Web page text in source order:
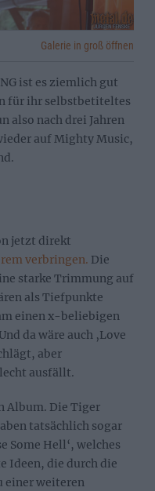
Galerie in groß öffnen
ist es ziemlich gut
für ihr selbstbetiteltes
also nach drei Jahren
auf Mighty Music,
jetzt direkt
verbringen. Die
starke Trimmung auf
als Tiefpunkte
einen x-beliebigen
da wäre auch ‚Love
aber
ausfällt.
Album. Die Tiger
tatsächlich sogar
Some Hell‘, welches
Ideen, die durch die
einer weiteren